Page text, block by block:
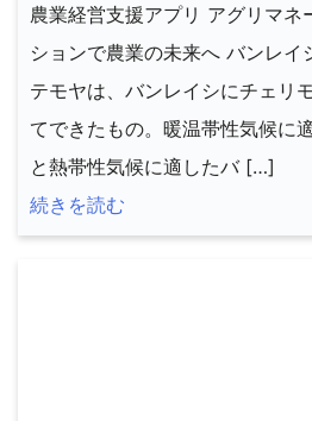
農業経営支援アプリ アグリマネ
ションで農業の未来へ バンレイ
テモヤは、バンレイシにチェリ
てできたもの。暖温帯性気候に
と熱帯性気候に適したバ […]
続きを読む